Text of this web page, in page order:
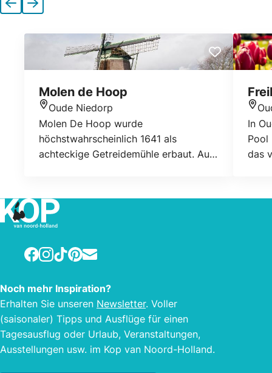
VorherigeNächste
Molen de Hoop
Oude Niedorp
Molen De Hoop wurde
höchstwahrscheinlich 1641 als
achteckige Getreidemühle erbaut. Auf
Mühle, vermutlich eine Standardmühle.
In
Pool
das
eine
Facebook
Instagram
TikTokPinterest
E-mail
Noch mehr Inspiration?
Erhalten Sie unseren Newsletter. Voller
(saisonaler) Tipps und Ausflüge für einen
Tagesausflug oder Urlaub, Veranstaltungen,
Ausstellungen usw. im Kop van Noord-Holland.